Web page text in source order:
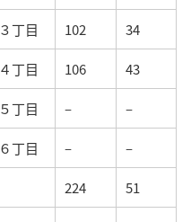
３丁目 102 34
４丁目 106 43
５丁目 – –
６丁目 – –
224 51